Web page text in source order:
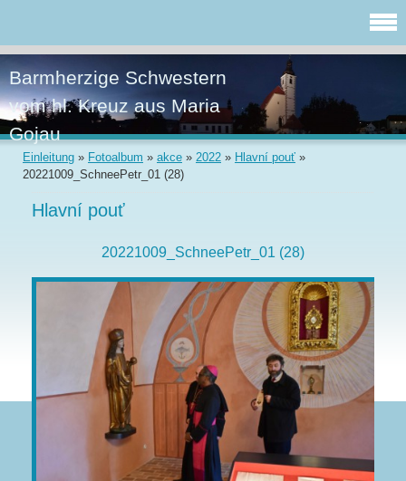
Barmherzige Schwestern
vom hl. Kreuz aus Maria
Gojau
Einleitung » Fotoalbum » akce » 2022 » Hlavní pouť »
20221009_SchneePetr_01 (28)
Hlavní pouť
20221009_SchneePetr_01 (28)